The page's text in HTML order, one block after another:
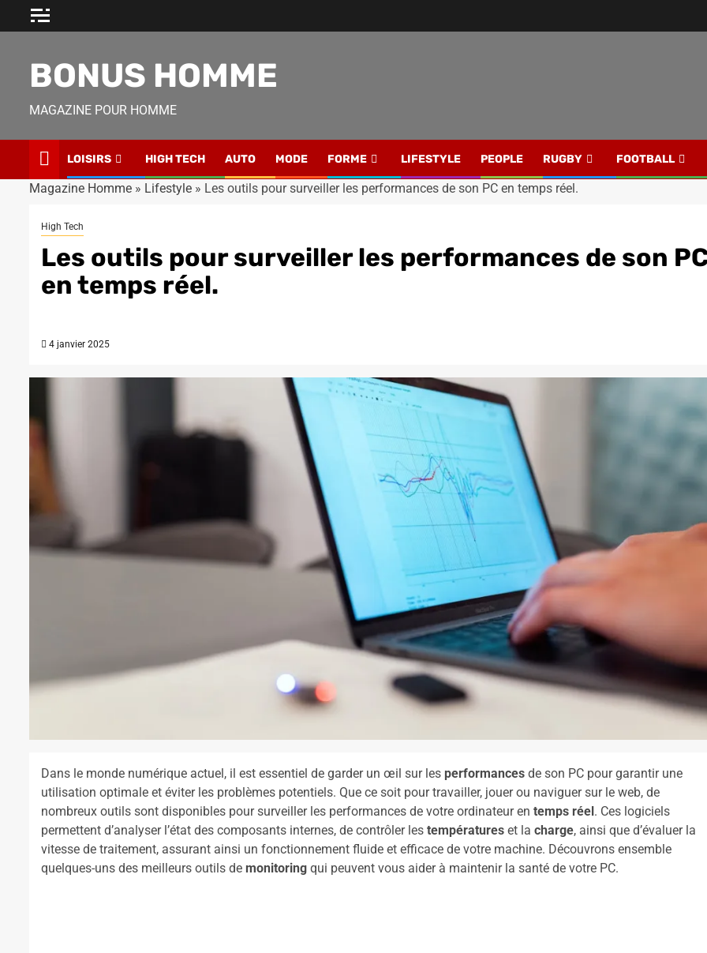
BONUS HOMME
MAGAZINE POUR HOMME
LOISIRS HIGH TECH AUTO MODE FORME LIFESTYLE PEOPLE RUGBY FOOTBALL
Magazine Homme » Lifestyle » Les outils pour surveiller les performances de son PC en temps réel.
High Tech
Les outils pour surveiller les performances de son
en temps réel.
4 janvier 2025
Dans le monde numérique actuel, il est essentiel de garder un œil sur les performances de son PC pour garantir une
utilisation optimale et éviter les problèmes potentiels. Que ce soit pour travailler, jouer ou naviguer sur le web, de
nombreux outils sont disponibles pour surveiller les performances de votre ordinateur en temps réel . Ces logiciels
permettent d’analyser l’état des composants internes, de contrôler les températures et la charge, ainsi que d’évaluer la
vitesse de traitement, assurant ainsi un fonctionnement fluide et efficace de votre machine. Découvrons ensemble
quelques-uns des meilleurs outils de monitoring qui peuvent vous aider à maintenir la santé de votre PC.